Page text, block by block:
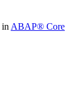
in ABAP® Core